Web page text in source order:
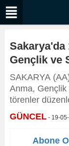
Sakarya'da
Gençlik ve
SAKARYA
Anma, Gençlik
törenler
GÜNCEL - 19-
Abone